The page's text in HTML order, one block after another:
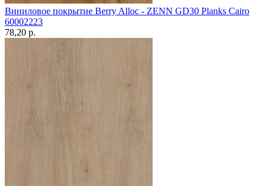
Виниловое покрытие Berry Alloc - ZENN GD30 Planks Cairo
60002223
78,20 p.